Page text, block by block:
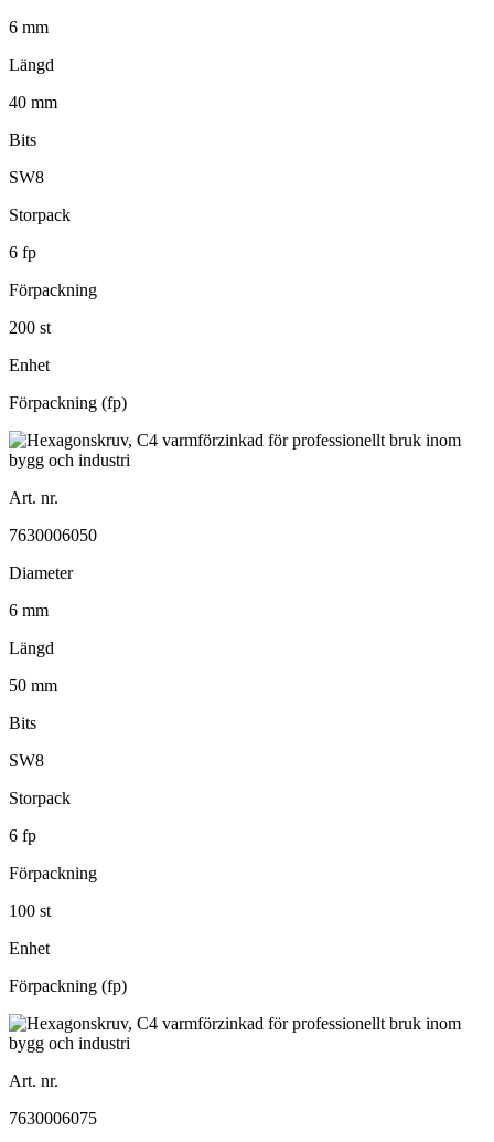
6 mm
Längd
40 mm
Bits
SW8
Storpack
6 fp
Förpackning
200 st
Enhet
Förpackning (fp)
Art. nr.
7630006050
Diameter
6 mm
Längd
50 mm
Bits
SW8
Storpack
6 fp
Förpackning
100 st
Enhet
Förpackning (fp)
Art. nr.
7630006075